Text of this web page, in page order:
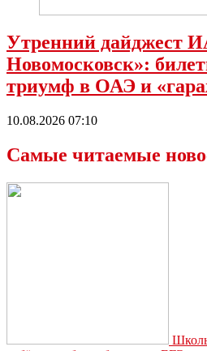
Утренний дайджест
Новомосковск»:
триумф в ОАЭ и
10.08.2026 07:10
Самые читаемые